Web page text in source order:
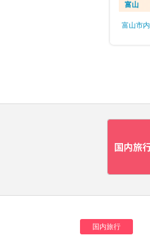
富山
富山市内
国内旅行